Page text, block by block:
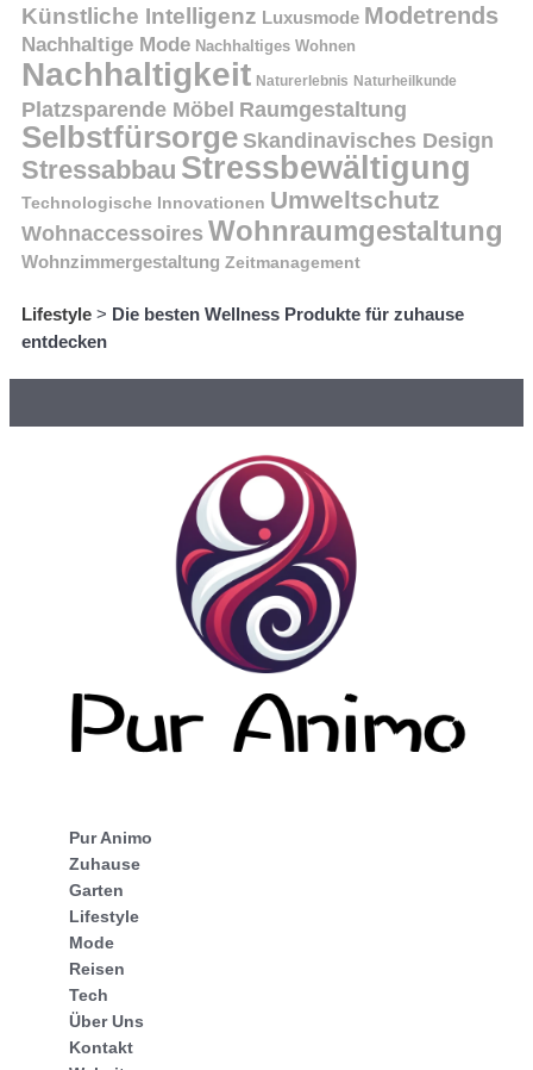
Künstliche Intelligenz Luxusmode Modetrends
Nachhaltige Mode Nachhaltiges Wohnen
Nachhaltigkeit Naturerlebnis Naturheilkunde
Platzsparende Möbel Raumgestaltung
Selbstfürsorge Skandinavisches Design
Stressabbau Stressbewältigung
Technologische Innovationen Umweltschutz
Wohnaccessoires Wohnraumgestaltung
Wohnzimmergestaltung Zeitmanagement
Lifestyle > Die besten Wellness Produkte für zuhause
entdecken
Pur Animo
Zuhause
Garten
Lifestyle
Mode
Reisen
Tech
Über Uns
Kontakt